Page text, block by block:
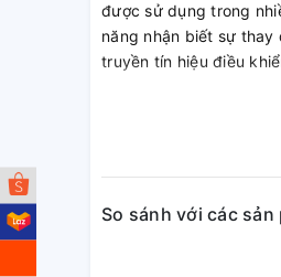
được sử dụng trong
năng nhận biết sự
truyền tín hiệu điều
một sản phẩm đáng
So sánh với các